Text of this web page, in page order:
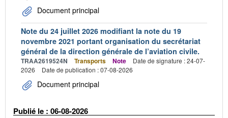
Document principal
Note du 24 juillet 2026 modifiant la note du 19
novembre 2021 portant organisation du secrétariat
général de la direction générale de l’aviation civile.
TRAA2619524N Transports Note
Date de signature : 24-07-
2026
Date de publication : 07-08-2026
Document principal
Publié le : 06-08-2026